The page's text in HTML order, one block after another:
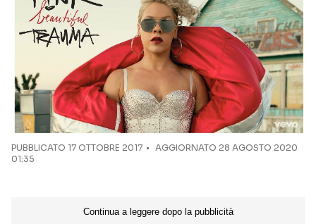
PUBBLICATO 17 OTTOBRE 2017
AGGIORNATO 28 AGOSTO 2020
01:35